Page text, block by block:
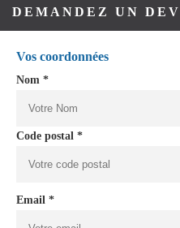
DEMANDEZ UN
Vos coordonnées
Nom *
Code postal *
Email *